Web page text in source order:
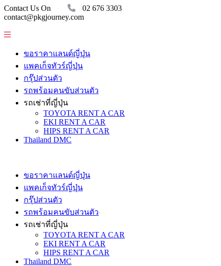
Contact Us On
02 676 3303
contact@pkgjourney.com
ขอราคาแลนด์ญี่ปุ่น
แพคเก็จทัวร์ญี่ปุ่น
กรุ๊ปส่วนตัว
รถพร้อมคนขับส่วนตัว
รถเช่าที่ญี่ปุ่น
TOYOTA RENT A CAR
EKI RENT A CAR
HIPS RENT A CAR
Thailand DMC
ขอราคาแลนด์ญี่ปุ่น
แพคเก็จทัวร์ญี่ปุ่น
กรุ๊ปส่วนตัว
รถพร้อมคนขับส่วนตัว
รถเช่าที่ญี่ปุ่น
TOYOTA RENT A CAR
EKI RENT A CAR
HIPS RENT A CAR
Thailand DMC